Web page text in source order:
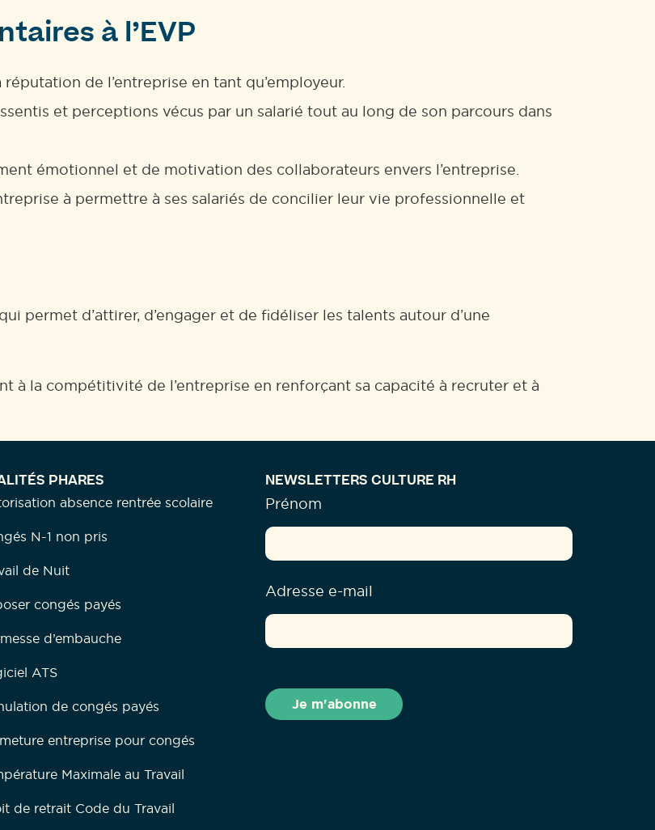
à l’EVP
de l’entreprise en tant qu’employeur.
et perceptions vécus par un salarié tout au long de son parcours dans
émotionnel et de motivation des collaborateurs envers l’entreprise.
à permettre à ses salariés de concilier leur vie professionnelle et
permet d’attirer, d’engager et de fidéliser les talents autour d’une
à la compétitivité de l’entreprise en renforçant sa capacité à recruter et à
PHARES
absence rentrée scolaire
N-1 non pris
de Nuit
congés payés
d’embauche
ATS
de congés payés
entreprise pour congés
Maximale au Travail
de retrait Code du Travail
NEWSLETTERS CULTURE RH
Prénom
Adresse e-mail